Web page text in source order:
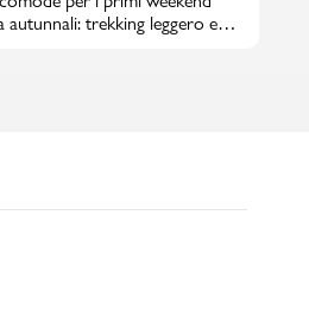
trekking leggero e